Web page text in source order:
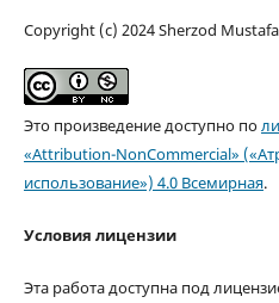
Copyright (c) 2024 Sherzod
Это произведение доступно по
«Attribution-NonCommercial»
использование») 4.0 Всемирная.
Условия лицензии
Эта работа доступна под